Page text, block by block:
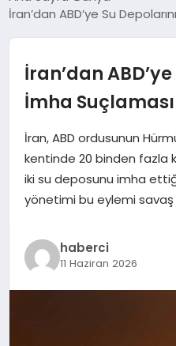
EĞITIM
EKONOMI
MAGAZIN
SAĞLIK
SPOR
İran’dan ABD’ye Su
İran’dan
İmha Suçlaması
İran, ABD ordusunun
kentinde 20 binden fazla
iki su deposunu imha
yönetimi bu eylemi
haberci
11 Haziran 2026